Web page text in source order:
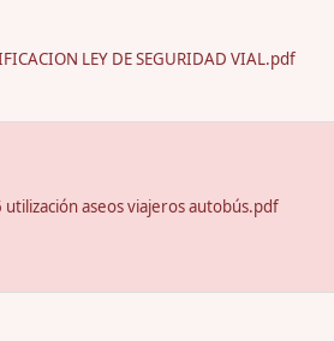
LEY DE SEGURIDAD VIAL.pdf
utilización aseos viajeros autobús.pdf